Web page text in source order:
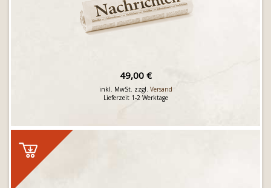
49,00 €
inkl. MwSt. zzgl. Versand
Lieferzeit 1-2 Werktage